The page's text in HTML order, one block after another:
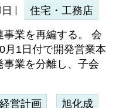
| 住宅・工務店
業を再編する。 会
月1日付で開発営業本
業を分離し、子会
営計画 旭化成